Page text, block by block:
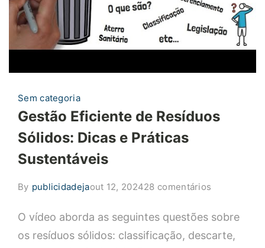
Sem categoria
Gestão Eficiente de Resíduos
Sólidos: Dicas e Práticas
Sustentáveis
By publicidadejaout 12, 202428 comentários
Eficiente
de
O vídeo aborda as seguintes questões sobre
os resíduos sólidos: classificação, descarte,